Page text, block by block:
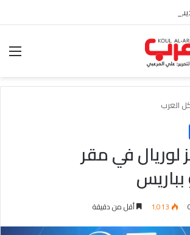
السعودي احمد بن عبدالله العبدالنبي
العرب
لوريال في مقر
1٬013 أقل من دقيقة